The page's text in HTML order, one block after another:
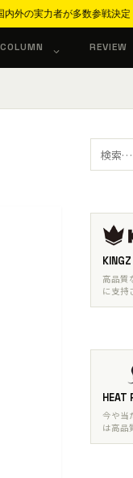
多数参戦決定
COLUMN REVIEW
検
索:
高品質
に支持
HEAT
今や当
は高品